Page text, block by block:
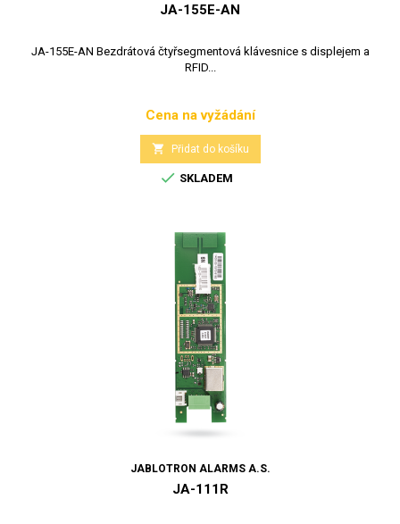
JA-155E-AN
JA-155E-AN Bezdrátová čtyřsegmentová klávesnice s displejem a
RFID...
Cena
Cena na vyžádání
 Přidat do košíku
 SKLADEM
JABLOTRON ALARMS A.S.
JA-111R